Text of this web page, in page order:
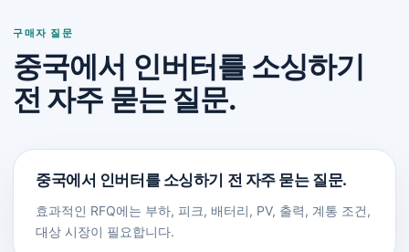
구매자 질문
중국에서 인버터를 소싱하기
전 자주 묻는 질문.
중국에서 인버터를 소싱하기 전 자주 묻는 질문.
효과적인 RFQ에는 부하, 피크, 배터리, PV, 출력, 계통 조건,
대상 시장이 필요합니다.